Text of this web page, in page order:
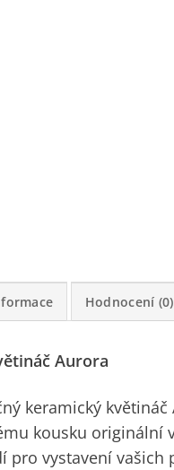
Hodnocení (0)
Aurora
keramický
kousku originální
pro vystavení